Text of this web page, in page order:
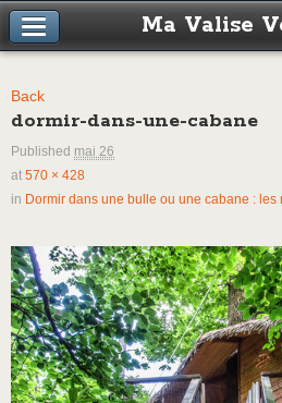
Ma Valise
Back
dormir-dans-une-cabane
Published mai 26
at 570 × 428
in Dormir dans une bulle ou une cabane :